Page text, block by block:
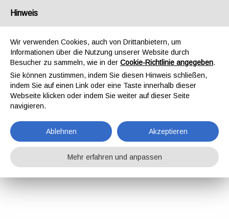
Hinweis
Wir verwenden Cookies, auch von Drittanbietern, um
Informationen über die Nutzung unserer Website durch
Besucher zu sammeln, wie in der Cookie-Richtlinie angegeben.
Sie können zustimmen, indem Sie diesen Hinweis schließen,
indem Sie auf einen Link oder eine Taste innerhalb dieser
Webseite klicken oder indem Sie weiter auf dieser Seite
navigieren.
Ablehnen Akzeptieren
Mehr erfahren und anpassen